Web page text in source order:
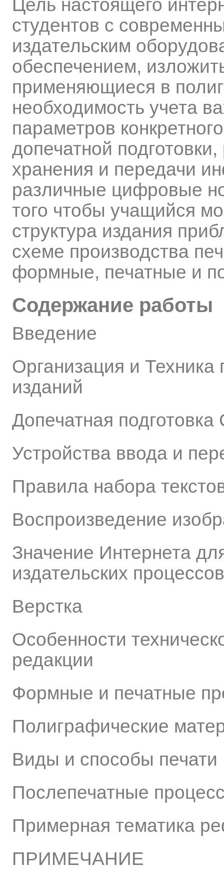
Цель настоящего
студентов с
издательским
обеспечением,
применяющиеся в
необходимость учета
параметров
допечатной
хранения и передачи
различные цифровые
того чтобы учащийся
структура издания
схеме производства
формные, печатные и
Содержание работы
Введение
Организация и Техника
изданий
Допечатная
Устройства ввода и
Правила набора
Воспроизведение
Значение Интернета
издательских процессов
Верстка
Особенности
редакции
Формные и печатные
Полиграфические
Виды и способы печати
Послепечатные
Примерная тематика
ПРИМЕЧАНИЕ